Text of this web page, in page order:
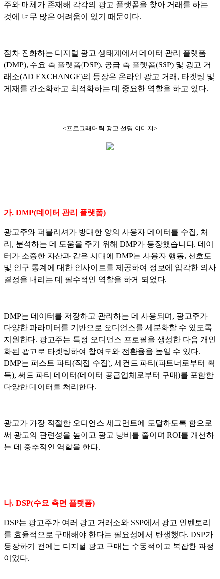
주와 매체가 존재해 각각의 광고 플랫폼을 찾아 거래를 하는
것에 너무 많은 어려움이 있기 때문이다.
점차 진화하는 디지털 광고 생태계에서 데이터 관리 플랫폼
(DMP), 수요 측 플랫폼(DSP), 공급 측 플랫폼(SSP) 및 광고 거
래소(AD EXCHANGE)의 등장은 온라인 광고 거래, 타겟팅 및
게재를 간소화하고 최적화하는 데 중요한 역할을 하고 있다.
<프로그래머틱 광고 설명 이미지>
가. DMP(데이터 관리 플랫폼)
광고주와 퍼블리셔가 방대한 양의 사용자 데이터를 수집, 처
리, 분석하는 데 도움을 주기 위해 DMP가 등장했습니다. 데이
터가 소중한 자산과 같은 시대에 DMP는 사용자 행동, 선호도
및 인구 통계에 대한 인사이트를 제공하여 정보에 입각한 의사
결정을 내리는 데 필수적인 역할을 하게 되었다.
DMP는 데이터를 저장하고 관리하는 데 사용되며, 광고주가
다양한 파라미터를 기반으로 오디언스를 세분화할 수 있도록
지원한다. 광고주는 특정 오디언스 프로필을 생성한 다음 개인
화된 광고로 타겟팅하여 참여도와 전환율을 높일 수 있다.
DMP는 퍼스트 파티(직접 수집), 세컨드 파티(파트너로부터 획
득), 써드 파티 데이터(데이터 공급업체로부터 구매)를 포함한
다양한 데이터를 처리한다.
광고가 가장 적절한 오디언스 세그먼트에 도달하도록 함으로
써 광고의 관련성을 높이고 광고 낭비를 줄이며 ROI를 개선하
는 데 중추적인 역할을 한다.
나. DSP(수요 측면 플랫폼)
DSP는 광고주가 여러 광고 거래소와 SSP에서 광고 인벤토리
를 효율적으로 구매해야 한다는 필요성에서 탄생했다. DSP가
등장하기 전에는 디지털 광고 구매는 수동적이고 복잡한 과정
이었다.